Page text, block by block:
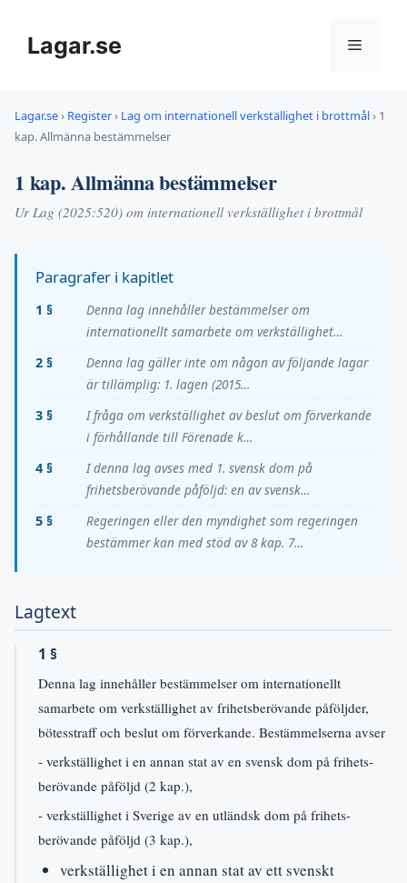
innehållLagar.se Meny
Lagar.se› Register› Lag om internationell verkställighet i brottmål› 1
kap. Allmänna bestämmelser
1 kap. Allmänna bestämmelser
Ur Lag (2025:520) om internationell verkställighet i brottmål
Paragrafer i kapitlet
1 §
Denna lag innehåller bestämmelser om
internationellt samarbete om verkställighet…
2 §
Denna lag gäller inte om någon av följande lagar
är tillämplig: 1. lagen (2015…
3 §
I fråga om verkställighet av beslut om förverkande
i förhållande till Förenade k…
4 §
I denna lag avses med 1. svensk dom på
frihetsberövande påföljd: en av svensk…
5 §
Regeringen eller den myndighet som regeringen
bestämmer kan med stöd av 8 kap. 7…
Lagtext
1 §
Denna lag innehåller bestämmelser om internationellt
samarbete om verkställighet av frihetsberövande påföljder,
bötesstraff och beslut om förverkande. Bestämmelserna avser
- verkställighet i en annan stat av en svensk dom på frihets-
berövande påföljd (2 kap.),
- verkställighet i Sverige av en utländsk dom på frihets-
berövande påföljd (3 kap.),
verkställighet i en annan stat av ett svenskt